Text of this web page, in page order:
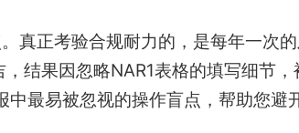
真正考验合规耐力的，是每年一次的
结果因忽略NAR1表格的填写细节
中最易被忽视的操作盲点，帮助您避